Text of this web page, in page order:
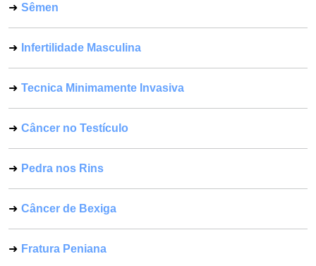
Sêmen
Infertilidade Masculina
Tecnica Minimamente Invasiva
Câncer no Testículo
Pedra nos Rins
Câncer de Bexiga
Fratura Peniana